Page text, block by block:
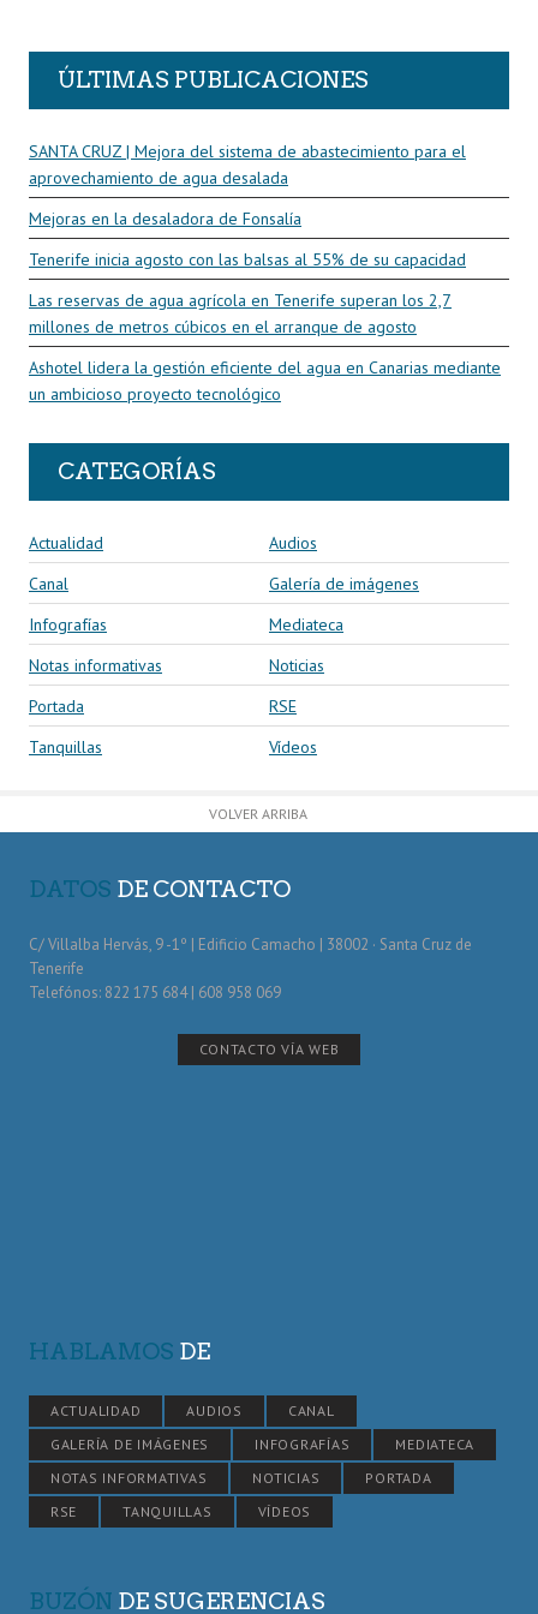
ÚLTIMAS PUBLICACIONES
SANTA CRUZ | Mejora del sistema de abastecimiento para el
aprovechamiento de agua desalada
Mejoras en la desaladora de Fonsalía
Tenerife inicia agosto con las balsas al 55% de su capacidad
Las reservas de agua agrícola en Tenerife superan los 2,7
millones de metros cúbicos en el arranque de agosto
Ashotel lidera la gestión eficiente del agua en Canarias mediante
un ambicioso proyecto tecnológico
CATEGORÍAS
Actualidad
Audios
Canal
Galería de imágenes
Infografías
Mediateca
Notas informativas
Noticias
Portada
RSE
Tanquillas
Vídeos
VOLVER ARRIBA
DATOS DE CONTACTO
C/ Villalba Hervás, 9 -1º | Edificio Camacho | 38002 · Santa Cruz de
Tenerife
Telefónos: 822 175 684 | 608 958 069
CONTACTO VÍA WEB
HABLAMOS DE
ACTUALIDAD AUDIOS
CANAL
GALERÍA DE IMÁGENES
INFOGRAFÍAS
MEDIATECA
NOTAS INFORMATIVAS
NOTICIAS
PORTADA
RSE
TANQUILLAS VÍDEOS
BUZÓN DE SUGERENCIAS